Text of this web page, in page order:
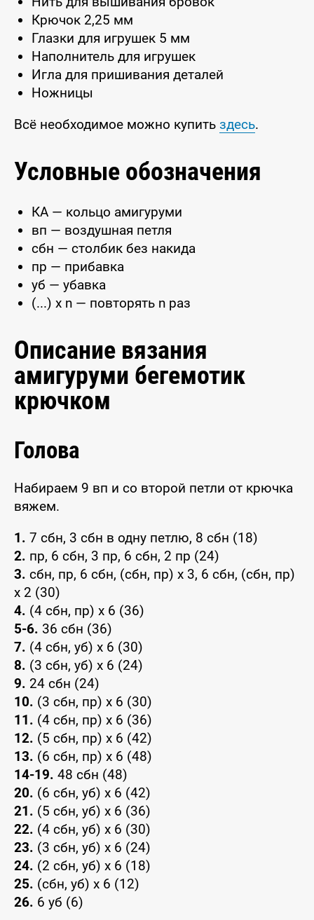
Крючок 2,25 мм
Глазки для игрушек 5 мм
Наполнитель для игрушек
Игла для пришивания деталей
Ножницы
Всё необходимое можно купить здесь.
Условные обозначения
КА — кольцо амигуруми
вп — воздушная петля
сбн — столбик без накида
пр — прибавка
уб — убавка
(...) x n — повторять n раз
Описание вязания
амигуруми бегемотик
крючком
Голова
Набираем 9 вп и со второй петли от крючка
вяжем.
1. 7 сбн, 3 сбн в одну петлю, 8 сбн (18)
2. пр, 6 сбн, 3 пр, 6 сбн, 2 пр (24)
3. сбн, пр, 6 сбн, (сбн, пр) x 3, 6 сбн, (сбн, пр)
x 2 (30)
4. (4 сбн, пр) x 6 (36)
5-6. 36 сбн (36)
7. (4 сбн, уб) x 6 (30)
8. (3 сбн, уб) x 6 (24)
9. 24 сбн (24)
10. (3 сбн, пр) x 6 (30)
11. (4 сбн, пр) x 6 (36)
12. (5 сбн, пр) x 6 (42)
13. (6 сбн, пр) x 6 (48)
14-19. 48 сбн (48)
20. (6 сбн, уб) x 6 (42)
21. (5 сбн, уб) x 6 (36)
22. (4 сбн, уб) x 6 (30)
23. (3 сбн, уб) x 6 (24)
24. (2 сбн, уб) x 6 (18)
25. (сбн, уб) x 6 (12)
26. 6 уб (6)